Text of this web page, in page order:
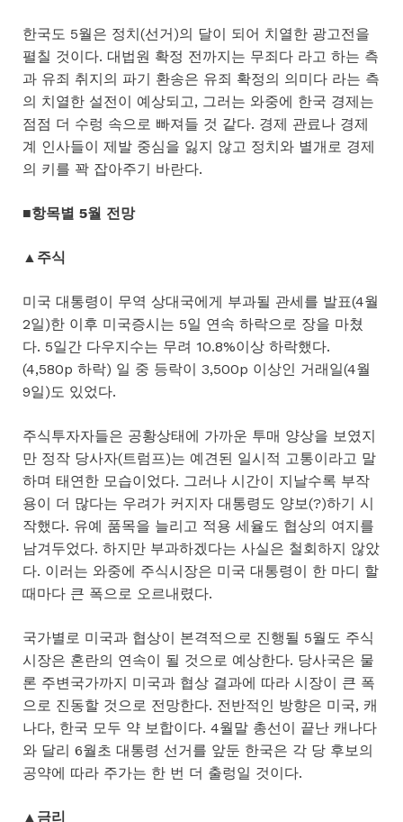
한국도 5월은 정치(선거)의 달이 되어 치열한 광고전을
펼칠 것이다. 대법원 확정 전까지는 무죄다 라고 하는 측
과 유죄 취지의 파기 환송은 유죄 확정의 의미다 라는 측
의 치열한 설전이 예상되고, 그러는 와중에 한국 경제는
점점 더 수렁 속으로 빠져들 것 같다. 경제 관료나 경제
계 인사들이 제발 중심을 잃지 않고 정치와 별개로 경제
의 키를 꽉 잡아주기 바란다.
■항목별 5월 전망
▲주식
미국 대통령이 무역 상대국에게 부과될 관세를 발표(4월
2일)한 이후 미국증시는 5일 연속 하락으로 장을 마쳤
다. 5일간 다우지수는 무려 10.8%이상 하락했다.
(4,580p 하락) 일 중 등락이 3,500p 이상인 거래일(4월
9일)도 있었다.
주식투자자들은 공황상태에 가까운 투매 양상을 보였지
만 정작 당사자(트럼프)는 예견된 일시적 고통이라고 말
하며 태연한 모습이었다. 그러나 시간이 지날수록 부작
용이 더 많다는 우려가 커지자 대통령도 양보(?)하기 시
작했다. 유예 품목을 늘리고 적용 세율도 협상의 여지를
남겨두었다. 하지만 부과하겠다는 사실은 철회하지 않았
다. 이러는 와중에 주식시장은 미국 대통령이 한 마디 할
때마다 큰 폭으로 오르내렸다.
국가별로 미국과 협상이 본격적으로 진행될 5월도 주식
시장은 혼란의 연속이 될 것으로 예상한다. 당사국은 물
론 주변국가까지 미국과 협상 결과에 따라 시장이 큰 폭
으로 진동할 것으로 전망한다. 전반적인 방향은 미국, 캐
나다, 한국 모두 약 보합이다. 4월말 총선이 끝난 캐나다
와 달리 6월초 대통령 선거를 앞둔 한국은 각 당 후보의
공약에 따라 주가는 한 번 더 출렁일 것이다.
▲금리